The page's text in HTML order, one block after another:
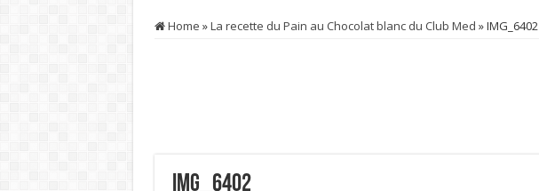
Home »La recette du Pain au Chocolat blanc du Club Med »IMG_6402
IMG_6402